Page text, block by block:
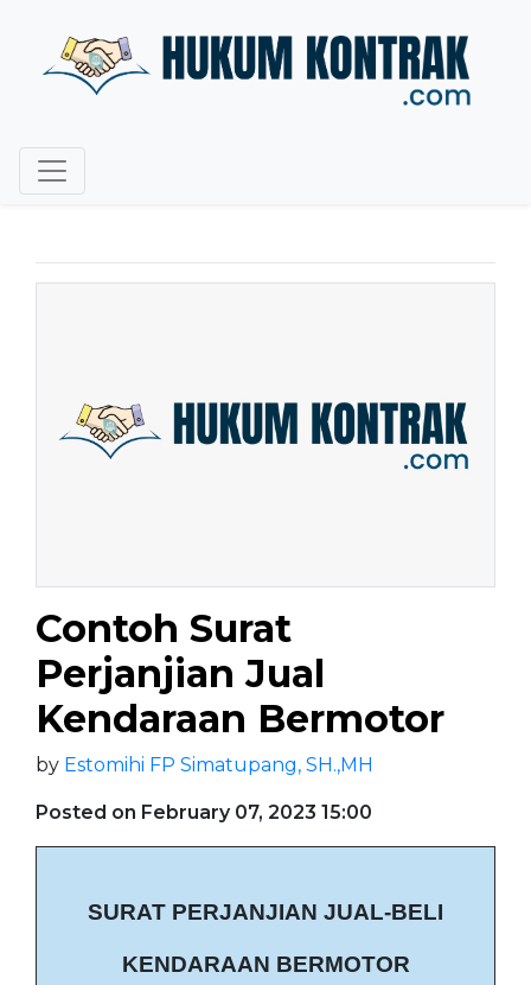
Contoh Surat
Perjanjian Jual
Kendaraan Bermotor
by Estomihi FP Simatupang, SH.,MH
Posted on February 07, 2023 15:00
SURAT PERJANJIAN JUAL-BELI
KENDARAAN BERMOTOR